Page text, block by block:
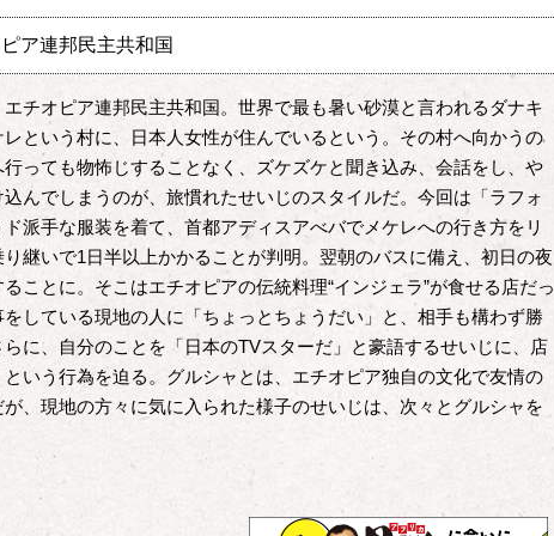
ア連邦民主共和国
チオピア連邦民主共和国。世界で最も暑い砂漠と言われるダナキ
という村に、日本人女性が住んでいるという。その村へ向かうの
っても物怖じすることなく、ズケズケと聞き込み、会話をし、や
んでしまうのが、旅慣れたせいじのスタイルだ。今回は「ラフォ
派手な服装を着て、首都アディスアべバでメケレへの行き方をリ
継いで1日半以上かかることが判明。翌朝のバスに備え、初日の夜
ことに。そこはエチオピアの伝統料理“インジェラ”が食せる店だっ
している現地の人に「ちょっとちょうだい」と、相手も構わず勝
に、自分のことを「日本のTVスターだ」と豪語するせいじに、店
いう行為を迫る。グルシャとは、エチオピア独自の文化で友情の
、現地の方々に気に入られた様子のせいじは、次々とグルシャを